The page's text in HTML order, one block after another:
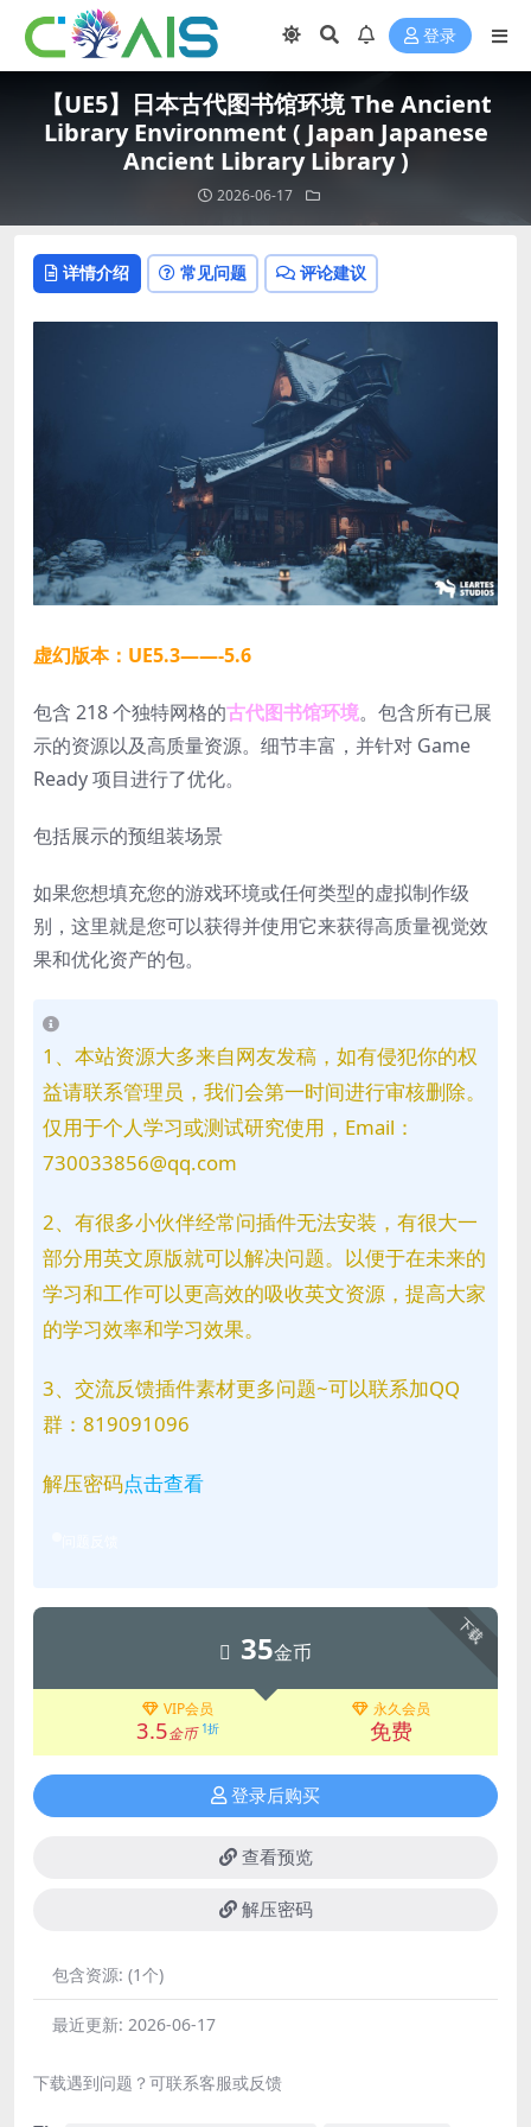
登录
【UE5】日本古代图书馆环境 The Ancient
Library Environment ( Japan Japanese
Ancient Library Library )
2026-06-17
详情介绍 常见问题 评论建议
虚幻版本：UE5.3——-5.6
包含 218 个独特网格的古代图书馆环境。包含所有已展
示的资源以及高质量资源。细节丰富，并针对 Game
Ready 项目进行了优化。
包括展示的预组装场景
如果您想填充您的游戏环境或任何类型的虚拟制作级
别，这里就是您可以获得并使用它来获得高质量视觉效
果和优化资产的包。
1、本站资源大多来自网友发稿，如有侵犯你的权
益请联系管理员，我们会第一时间进行审核删除。
仅用于个人学习或测试研究使用，Email：
730033856@qq.com
2、有很多小伙伴经常问插件无法安装，有很大一
部分用英文原版就可以解决问题。以便于在未来的
学习和工作可以更高效的吸收英文资源，提高大家
的学习效率和学习效果。
3、交流反馈插件素材更多问题~可以联系加QQ
群：819091096
解压密码点击查看
下载
35金币
VIP会员
3.5金币 1折
永久会员
免费
登录后购买
查看预览
解压密码
包含资源: (1个)
最近更新: 2026-06-17
下载遇到问题？可联系客服或反馈